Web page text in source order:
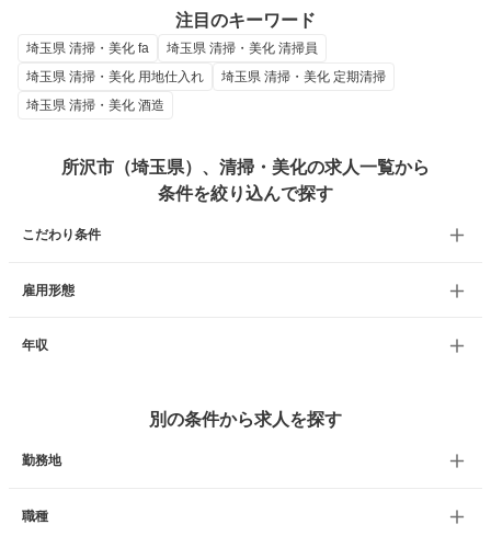
注目のキーワード
埼玉県 清掃・美化 fa
埼玉県 清掃・美化 清掃員
埼玉県 清掃・美化 用地仕入れ
埼玉県 清掃・美化 定期清掃
埼玉県 清掃・美化 酒造
所沢市（埼玉県）、清掃・美化の求人一覧から
条件を絞り込んで探す
こだわり条件
雇用形態
年収
別の条件から求人を探す
勤務地
職種